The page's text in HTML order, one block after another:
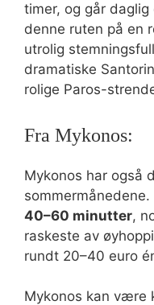
timer, og går
denne ruten på en
utrolig
dramatiske
rolige Paros-
Fra Mykonos:
Mykonos har også
40–60 minutter,
raskeste av
rundt 20–40 euro
Mykonos kan være